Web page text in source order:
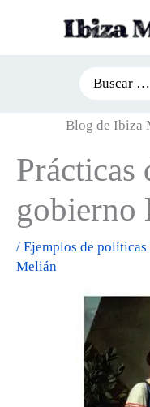
for:
Blog de Ibiza
Prácticas
gobierno
/ Ejemplos de
Melián